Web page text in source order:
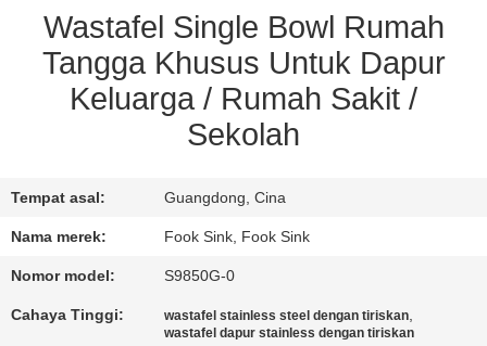
PERMINTAAN
PENAWARAN
PRIVACY
POLICY
Wastafel Single Bowl Rumah
Tangga Khusus Untuk Dapur
Keluarga / Rumah Sakit /
Sekolah
Tempat asal: Guangdong, Cina
Nama merek: Fook Sink, Fook Sink
Nomor model: S9850G-0
Cahaya Tinggi: wastafel stainless steel dengan tiriskan,
wastafel dapur stainless dengan tiriskan